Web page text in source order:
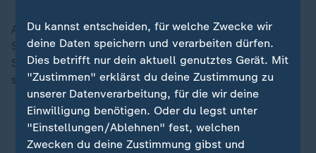
Aus Unionskreisen hieß es,Boris Pistoriushabe die
SPD-Fraktionssitzung am Dienstag "gecrasht", die
SPD-Fraktion "angezündet" und die Einigung der
schwarz-roten Fraktionen "torpediert".
"Nicht destruktiv": Pistorius wehrt sich gegen
CDU-Vorwürfe
Du kannst entscheiden, für welche Zwecke wir
deine Daten speichern und verarbeiten dürfen.
Dies betrifft nur dein aktuell genutztes Gerät. Mit
"Zustimmen" erklärst du deine Zustimmung zu
unserer Datenverarbeitung, für die wir deine
Einwilligung benötigen. Oder du legst unter
"Einstellungen/Ablehnen" fest, welchen
Zwecken du deine Zustimmung gibst und